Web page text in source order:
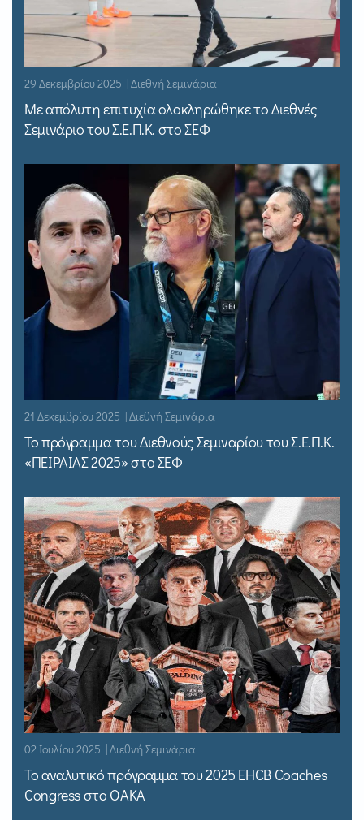
29 Δεκεμβρίου 2025 | Διεθνή Σεμινάρια
Με απόλυτη επιτυχία ολοκληρώθηκε το Διεθνές
Σεμινάριο του Σ.Ε.Π.Κ. στο ΣΕΦ
21 Δεκεμβρίου 2025 | Διεθνή Σεμινάρια
Το πρόγραμμα του Διεθνούς Σεμιναρίου του Σ.Ε.Π.Κ.
«ΠΕΙΡΑΙΑΣ 2025» στο ΣΕΦ
02 Ιουλίου 2025 | Διεθνή Σεμινάρια
Το αναλυτικό πρόγραμμα του 2025 EHCB Coaches
Congress στο ΟΑΚΑ